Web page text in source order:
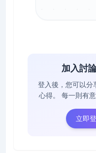
加入討
登入後，您可以分
心得。
每一則有
立即